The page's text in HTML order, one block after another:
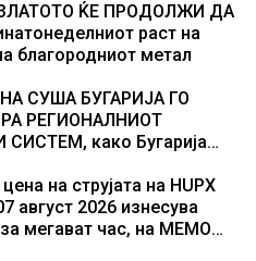
бомбардирањето го
настан што го промени
ЌЕ ПРОДОЛЖИ ДА
раст на
благородниот метал
СУША БУГАРИЈА ГО
РЕГИОНАЛНИОТ
СИСТЕМ, како Бугарија
енергија од батерии
на струјата на HUPX
август 2026 изнесува
мегават час, на МЕМО